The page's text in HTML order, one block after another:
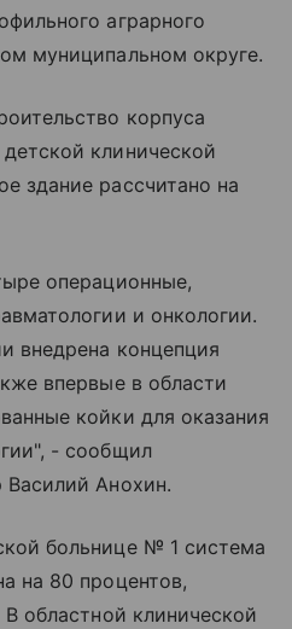
аграрного
муниципальном округе.
корпуса
клинической
здание рассчитано на
операционные,
и онкологии.
внедрена концепция
впервые в области
койки для оказания
- сообщил
Василий Анохин.
больнице № 1 система
на 80 процентов,
областной клинической